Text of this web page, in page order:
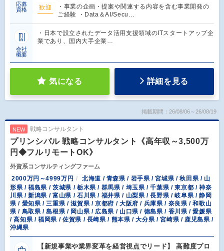
応募
資格
歓迎
・事業の企画・提案や関連する内容を含む事業開発の
ご経験 ・Data＆AI/Secu…
会社
概要
・日本で設立されたデータ活用支援領域のITスタートアップ企
業であり、国内大手企業…
気になる 詳細を見る
掲載期間：26/08/06～26/08/19
NEW 戦略コンサルタント
プリンシパル 戦略コンサルタント《高年収～3,500万
円◆フルリモートOK》
外資系コンサルティングファーム
2000万円～4999万円
北海道 / 青森県 / 岩手県 / 宮城県 / 秋田県 / 山
形県 / 福島県 / 茨城県 / 栃木県 / 群馬県 / 埼玉県 / 千葉県 / 東京都 / 神奈
川県 / 新潟県 / 富山県 / 石川県 / 福井県 / 山梨県 / 長野県 / 岐阜県 / 静岡
県 / 愛知県 / 三重県 / 滋賀県 / 京都府 / 大阪府 / 兵庫県 / 奈良県 / 和歌山
県 / 鳥取県 / 島根県 / 岡山県 / 広島県 / 山口県 / 徳島県 / 香川県 / 愛媛県
/ 高知県 / 福岡県 / 佐賀県 / 長崎県 / 熊本県 / 大分県 / 宮崎県 / 鹿児島県 /
沖縄県
【新規事業や業界変革を経営視点でリード】 高難度プロ